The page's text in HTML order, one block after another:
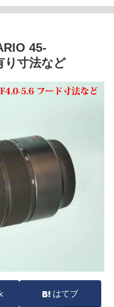
45-
り寸法など
はてブ